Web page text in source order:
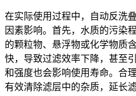
在实际使用过程中，自动反洗
因素影响。首先，水质的污染
的颗粒物、悬浮物或化学物质
快，导致过滤效率下降，甚至
和强度也会影响使用寿命。合
有效清除滤层中的杂质，延长